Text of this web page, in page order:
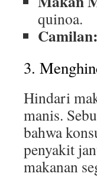
quinoa.
Camilan:
3.
Hindari
manis.
bahwa
penyakit
makanan